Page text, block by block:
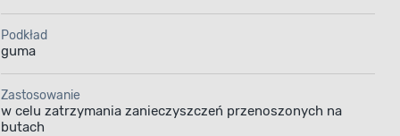
Podkład
guma
Zastosowanie
w celu zatrzymania zanieczyszczeń przenoszonych na
butach